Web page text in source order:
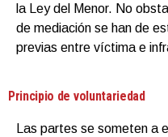
la Ley del Menor. No
de mediación se han de
previas entre víctima e
Principio de voluntariedad
Las partes se someten a